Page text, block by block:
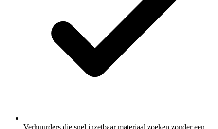
Verhuurders die snel inzetbaar materiaal zoeken zonder een